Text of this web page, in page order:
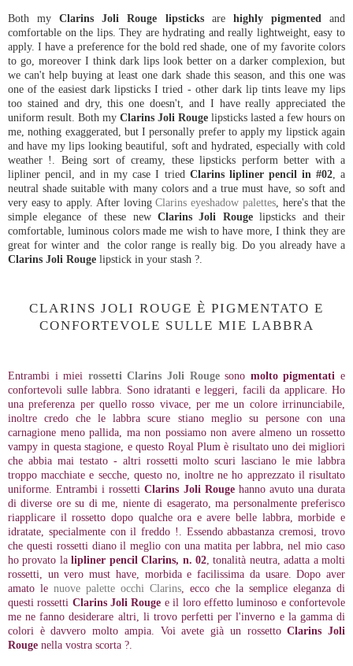
Both myClarins Joli Rouge lipsticksarehighly pigmented and
comfortable on the lips. They are hydrating and really lightweight, easy to
apply. I have a preference for the bold red shade, one of my favorite colors
to go, moreover I think dark lips look better on a darker complexion, but
we can't help buying at least one dark shade this season, and this one was
one of the easiest dark lipsticks I tried - other dark lip tints leave my lips
too stained and dry, this one doesn't, and I have really appreciated the
uniform result. Both my Clarins Joli Rouge lipsticks lasted a few hours on
me, nothing exaggerated, but I personally prefer to apply my lipstick again
and have my lips looking beautiful, soft and hydrated, especially with cold
weather !. Being sort of creamy, these lipsticks perform better with a
lipliner pencil, and in my case I tried Clarins lipliner pencil in #02, a
neutral shade suitable with many colors and a true must have, so soft and
very easy to apply. After lovingClarins eyeshadow palettes, here's that the
simple elegance of these new Clarins Joli Rougelipsticks and their
comfortable, luminous colors made me wish to have more, I think they are
great for winter and the color range is really big. Do you already have a
Clarins Joli Rouge lipstick in your stash ?.
CLARINS JOLI ROUGE È PIGMENTATO E
CONFORTEVOLE SULLE MIE LABBRA
Entrambi i miei rossetti Clarins Joli Rougesono molto pigmentati e
confortevoli sulle labbra. Sono idratanti e leggeri, facili da applicare. Ho
una preferenza per quello rosso vivace, per me un colore irrinunciabile,
inoltre credo che le labbra scure stiano meglio su persone con una
carnagione meno pallida, ma non possiamo non avere almeno un rossetto
vampy in questa stagione, e questo Royal Plum è risultato uno dei migliori
che abbia mai testato - altri rossetti molto scuri lasciano le mie labbra
troppo macchiate e secche, questo no, inoltre ne ho apprezzato il risultato
uniforme. Entrambi i rossettiClarins Joli Rougehanno avuto una durata
di diverse ore su di me, niente di esagerato, ma personalmente preferisco
riapplicare il rossetto dopo qualche ora e avere belle labbra, morbide e
idratate, specialmente con il freddo !. Essendo abbastanza cremosi, trovo
che questi rossetti diano il meglio con una matita per labbra, nel mio caso
ho provato lalipliner pencil Clarins, n. 02, tonalità neutra, adatta a molti
rossetti, un vero must have, morbida e facilissima da usare. Dopo aver
amato le nuove palette occhi Clarins , ecco che la semplice eleganza di
questi rossetti Clarins Joli Rouge e il loro effetto luminoso e confortevole
me ne fanno desiderare altri, li trovo perfetti per l'inverno e la gamma di
colori è davvero molto ampia. Voi avete già un rossettoClarins Joli
Rouge nella vostra scorta ?.